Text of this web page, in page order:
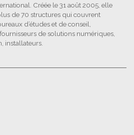
Créée le 31 août 2005, elle
de 70 structures qui couvrent
d’études et de conseil,
de solutions numériques,
installateurs.